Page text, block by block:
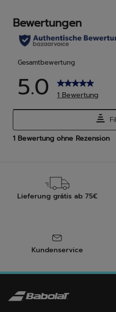
Lieferung grátis ab 75€
Kundenservice